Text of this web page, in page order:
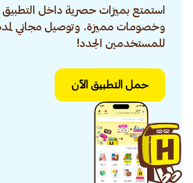
استمتع بميزات حصرية داخل
وخصومات مميزة. وتوصيل مجاني
للمستخدمين الجدد!
حمل التطبيق الآن